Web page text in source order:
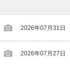
2026年07月31日
2026年07月27日